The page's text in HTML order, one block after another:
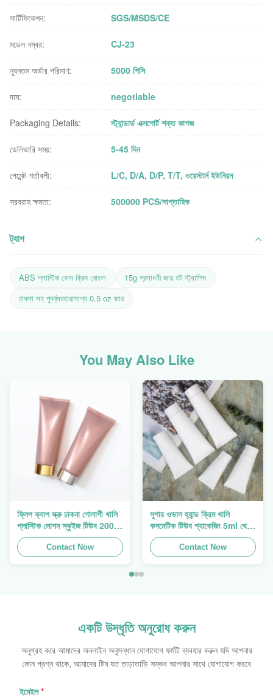
সার্টিফিকেশন: SGS/MSDS/CE
মডেল নম্বর: CJ-23
ন্যূনতম অর্ডার পরিমাণ: 5000 পিসি
দাম: negotiable
Packaging Details: স্ট্যান্ডার্ড এক্সপোর্ট শক্ত কাগজ
ডেলিভারি সময়: 5-45 দিন
পেমেন্ট শর্তাবলী: L/C, D/A, D/P, T/T, ওয়েস্টার্ন ইউনিয়ন
সরবরাহ ক্ষমতা: 500000 PCS/সাপ্তাহিক
ট্যাগ
ABS প্লাস্টিক ফেস ক্রিম বোতল
15g প্রসাধনী জার হট স্ট্যাম্পিং
ঢাকনা সহ পুনর্ব্যবহারযোগ্য 0.5 oz জার
You May Also Like
ফ্লিপ ক্যাপ স্ক্রু ঢাকনা গোলাপী খালি
প্লাস্টিক লোশন স্কুইজ টিউব 200
গ্রাম
Contact Now
সুপার ওভাল হ্যান্ড ক্রিম খালি
কসমেটিক টিউব প্যাকেজিং 5ml থেকে
150ml
Contact Now
একটি উদ্ধৃতি অনুরোধ করুন
অনুগ্রহ করে আমাদের অনলাইন অনুসন্ধান যোগাযোগ ফর্মটি ব্যবহার করুন যদি আপনার
কোন প্রশ্ন থাকে, আমাদের টিম যত তাড়াতাড়ি সম্ভব আপনার সাথে যোগাযোগ করবে
ইমেইল *